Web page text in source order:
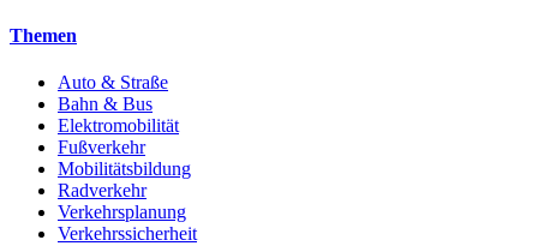
Themen
Auto & Straße
Bahn & Bus
Elektromobilität
Fußverkehr
Mobilitätsbildung
Radverkehr
Verkehrsplanung
Verkehrssicherheit